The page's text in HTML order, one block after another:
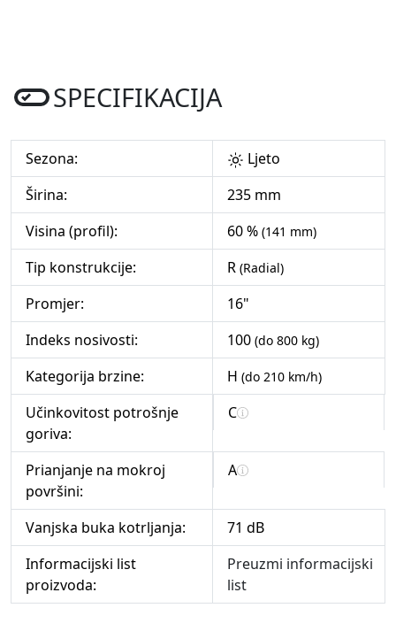
SPECIFIKACIJA
Sezona:
Ljeto
Širina:
235 mm
Visina (profil):
60 % (141 mm)
Tip konstrukcije: R (Radial)
Promjer:
16"
Indeks nosivosti:
100 (do 800 kg)
Kategorija brzine: H (do 210 km/h)
Učinkovitost potrošnje
goriva:
C
Prianjanje na mokroj
površini:
A
Vanjska buka kotrljanja:
71 dB
Informacijski list
proizvoda:
Preuzmi informacijski
list